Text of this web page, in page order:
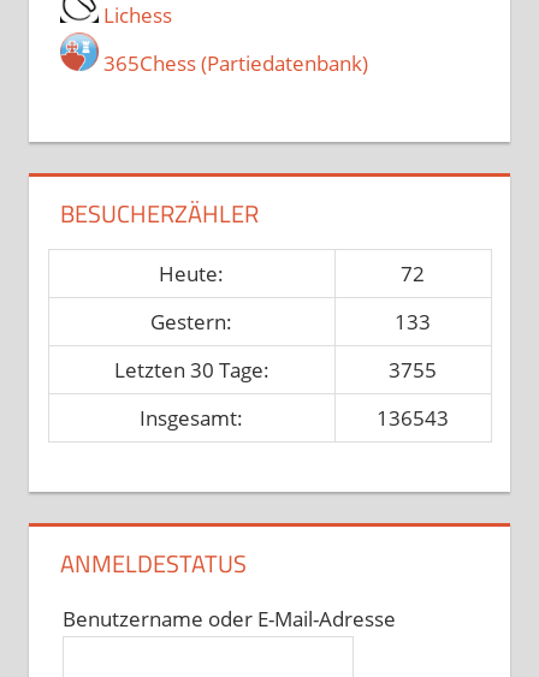
Lichess
365Chess (Partiedatenbank)
BESUCHERZÄHLER
Heute:
72
Gestern:
133
Letzten 30 Tage:
3755
Insgesamt:
136543
ANMELDESTATUS
Benutzername oder E-Mail-Adresse